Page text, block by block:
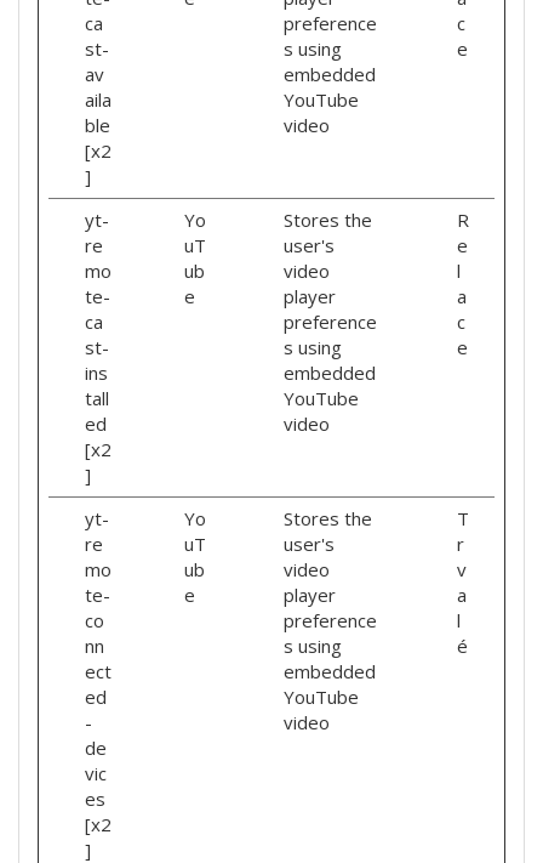
ca
st-
av
aila
ble
[x2
]
preference
s using
embedded
YouTube
video
c
e
yt-
re
mo
te-
ca
st-
ins
tall
ed
[x2
]
Yo
uT
ub
e
Stores the
user's
video
player
preference
s using
embedded
YouTube
video
R
e
l
a
c
e
yt-
re
mo
te-
co
nn
ect
ed
-
de
vic
es
[x2
]
Yo
uT
ub
e
Stores the
user's
video
player
preference
s using
embedded
YouTube
video
T
r
v
a
l
é